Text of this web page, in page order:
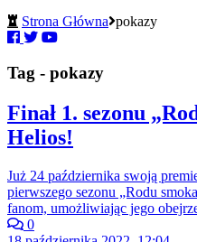
Strona Główna pokazy
Tag - pokazy
Finał 1. sezonu
Helios!
Już 24 października swoją
pierwszego sezonu „Rodu
fanom, umożliwiając jego
0